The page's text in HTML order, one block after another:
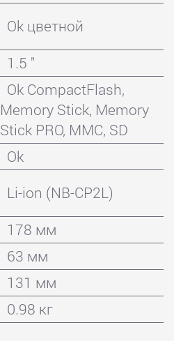
Ok цветной
1.5 "
Ok CompactFlash,
Memory Stick, Memory
Stick PRO, MMC, SD
Ok
Li-ion (NB-CP2L)
178 мм
63 мм
131 мм
0.98 кг